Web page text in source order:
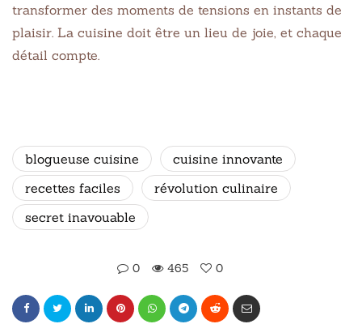
transformer des moments de tensions en instants de
plaisir. La cuisine doit être un lieu de joie, et chaque
détail compte.
blogueuse cuisine
cuisine innovante
recettes faciles
révolution culinaire
secret inavouable
0 465 0